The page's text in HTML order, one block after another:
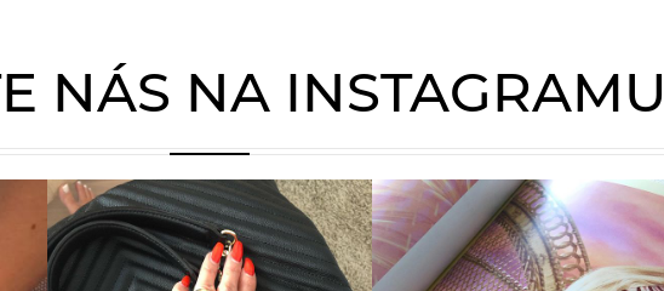
NÁS NA INSTAGRAMU